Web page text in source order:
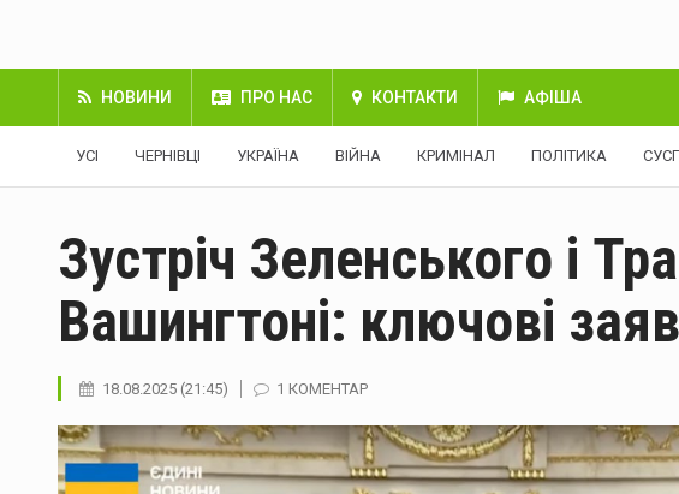
НОВИНИ ПРО НАС КОНТАКТИ АФІША
УСІ ЧЕРНІВЦІ УКРАЇНА ВІЙНА КРИМІНАЛ ПОЛІТИКА
Зустріч Зеленського і
Вашингтоні: ключові
18.08.2025 (21:45) 1 КОМЕНТАР